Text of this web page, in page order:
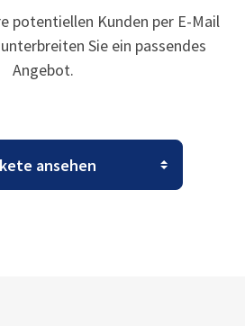
potentiellen Kunden per E-Mail
Sie ein passendes
Angebot.